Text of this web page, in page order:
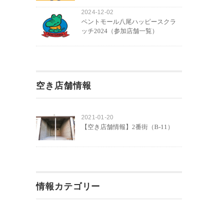
2024-12-02
ペントモール八尾ハッピースクラ
ッチ2024（参加店舗一覧）
空き店舗情報
2021-01-20
【空き店舗情報】2番街（B-11）
情報カテゴリー